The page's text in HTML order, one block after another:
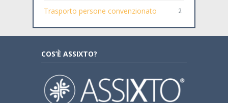
Trasporto persone convenzionato 2
COS’È ASSIXTO?